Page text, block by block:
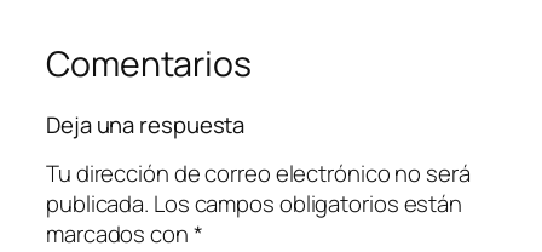
Comentarios
Deja una respuesta
Tu dirección de correo electrónico no será
publicada. Los campos obligatorios están
marcados con*